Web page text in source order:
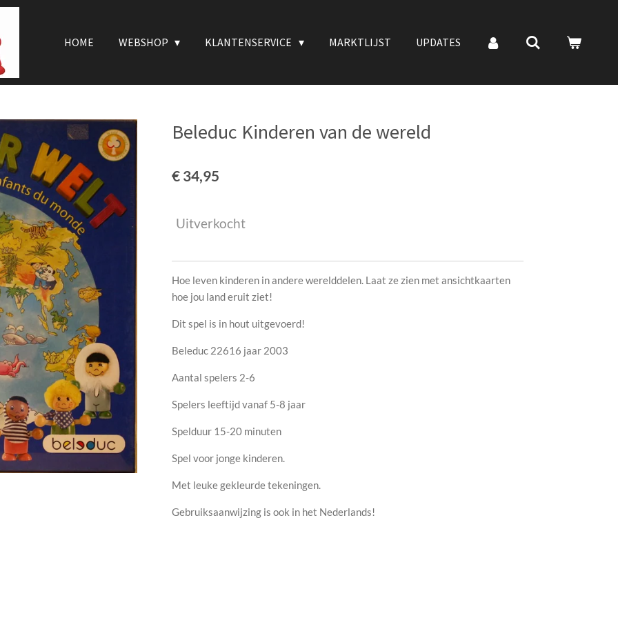
HOME WEBSHOP KLANTENSERVICE MARKTLIJST UPDATES
Beleduc Kinderen van de wereld
€ 34,95
Uitverkocht
Hoe leven kinderen in andere werelddelen. Laat ze zien met ansichtkaarten
hoe jou land eruit ziet!
Dit spel is in hout uitgevoerd!
Beleduc 22616 jaar 2003
Aantal spelers 2-6
Spelers leeftijd vanaf 5-8 jaar
Spelduur 15-20 minuten
Spel voor jonge kinderen.
Met leuke gekleurde tekeningen.
Gebruiksaanwijzing is ook in het Nederlands!